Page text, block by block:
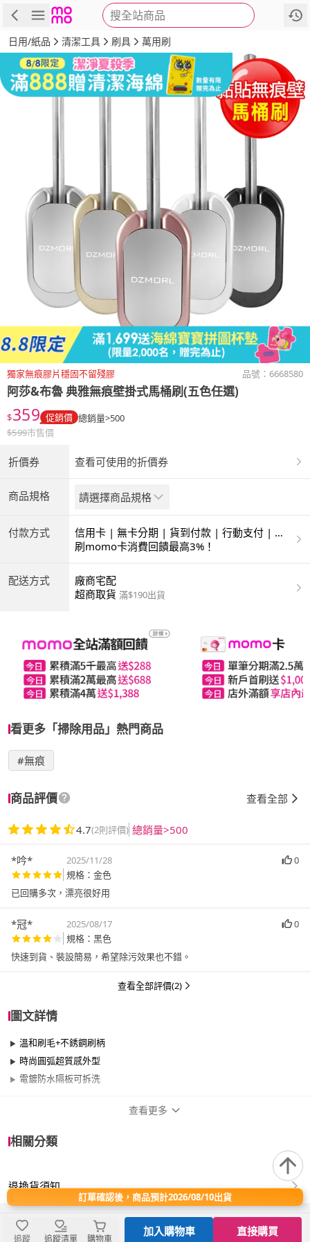
搜全站商品
商品 評價 詳情
日用/紙品 清潔工具 刷具 萬用刷
獨家無痕膠片穩固不留殘膠 品號： 6668580
阿莎&布魯典雅無痕壁掛式馬桶刷(五色任選)
$359 促銷價 總銷量>500
$599市售價
折價券 查看可使用的折價券
商品規格 請選擇商品規格
付款方式
信用卡 | 無卡分期 | 貨到付款 | 行動支付 | 超
商付款 | ATM | 銀聯卡
刷momo卡消費回饋最高3%！
配送方式
廠商宅配
超商取貨 滿$190出貨
看更多「掃除用品」熱門商品
#無痕
商品評價 查看全部
4.7(2則評價) 總銷量>500
*吟* 2025/11/28
0
規格：金色
已回購多次，漂亮很好用
*冠* 2025/08/17
0
規格：黑色
快速到貨、裝設簡易，希望除污效果也不錯。
查看全部評價(2)
圖文詳情
溫和刷毛+不銹鋼刷柄
時尚圓弧超質感外型
電鍍防水隔板可拆洗
品名：典雅無痕壁掛式馬桶刷
刷盒-97×75×190(mm±10%)
查看更多
相關分類
退換貨須知
訂單確認後，商品預計2026/08/10出貨
追蹤 追蹤清單 購物車
加入購物車 直接購買